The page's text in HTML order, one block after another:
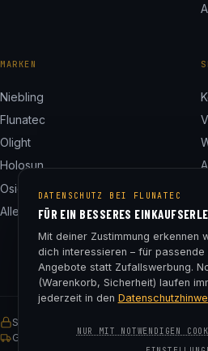
MARKEN
Niebling
Flunatec
Olight
Holosun
Osight
Alle 24 Marken
SSL-verschlüsselt
Gratis Versand ab € 75
DATENSCHUTZ BEI FLUNATEC
FÜR EIN BESSERES
Mit deiner Zustimmung erkennen
dich interessieren – für passende
Angebote statt Zufallswerbung.
(Warenkorb, Sicherheit) laufen
jederzeit in den
NUR MIT NOTWENDIGEN